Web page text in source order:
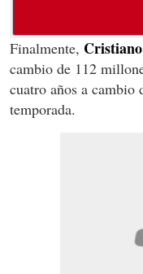
Finalmente,
cambio de 112
cuatro años a cambio
temporada.